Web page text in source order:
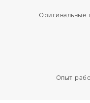
Оригинальные
Опыт